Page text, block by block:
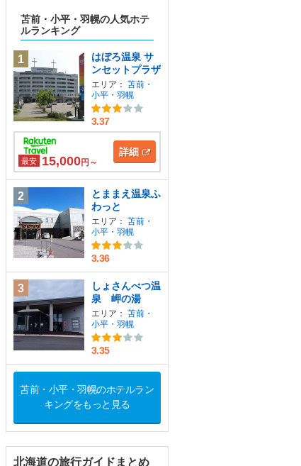
苫前・小平・羽幌の人気ホテ
ルランキング
1
はぼろ温泉 サ
ンセットプラザ
エリア： 苫前・
小平・羽幌
3.37
最安 15,000円～
詳細
2
とままえ温泉ふ
わっと
エリア： 苫前・
小平・羽幌
3.36
3
しょさんべつ温
泉 岬の湯
エリア： 苫前・
小平・羽幌
3.35
苫前・小平・羽幌のホテルラン
キングをもっと見る
北海道の旅行ガイドまとめ